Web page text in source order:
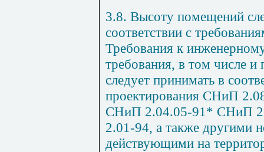
3.8. Высоту помещений
соответствии с
Требования к
требования, в том числе и
следует принимать в
проектирования СНиП
СНиП 2.04.05-91* СНиП
2.01-94, а также другими
действующими на